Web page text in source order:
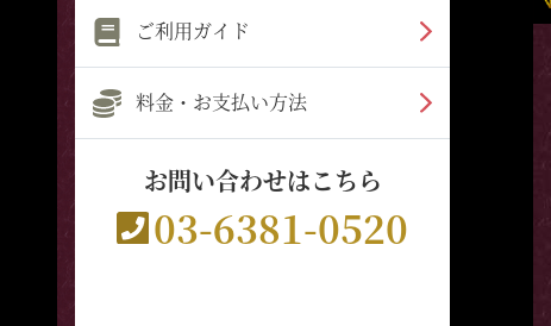
ご利用ガイド
料金・お支払い方法
お問い合わせはこちら
03-6381-0520